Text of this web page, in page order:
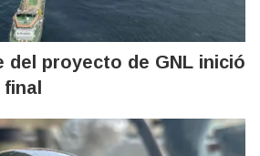
del proyecto de GNL inició
final